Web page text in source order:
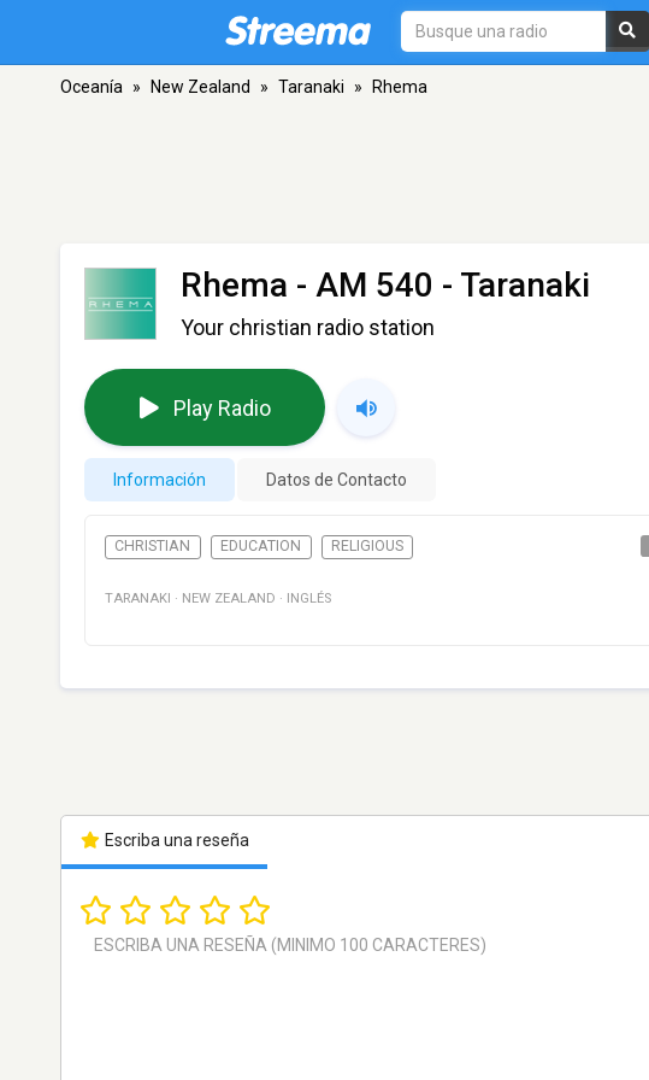
Oceanía » New Zealand » Taranaki » Rhema
Rhema - AM 540 - Taranaki
Your christian radio station
Play Radio
Información Datos de Contacto
CHRISTIAN EDUCATION RELIGIOUS
TARANAKI · NEW ZEALAND · INGLÉS
Escriba una reseña